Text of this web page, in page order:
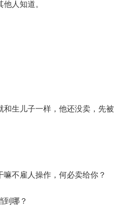
人知道。
生儿子一样，他还没卖，先
不雇人操作，何必卖给你？
哪？